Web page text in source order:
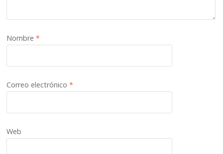
Nombre*
Correo electrónico*
Web